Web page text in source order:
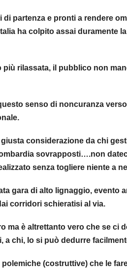
partenza e pronti a rendere
ha colpito assai duramente
rilassata, il pubblico non
senso di noncuranza
considerazione da chi
sovrapposti….non
senza togliere niente a
gara di alto lignaggio, evento
corridori schieratisi al via.
ma è altrettanto vero che se ci
a chi, lo si può dedurre
(costruttive) che le